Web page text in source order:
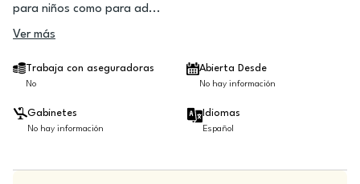
para niños como para ad...
Ver más
Trabaja con aseguradoras
No
Abierta Desde
No hay información
Gabinetes
No hay información
Idiomas
Español